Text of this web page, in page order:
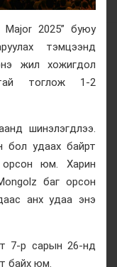
Major 2025” буюу
тэмцээнд
жил хожигдол
тоглож 1-2
шинэлэгдлээ.
бол удаах байрт
юм. Харин
баг орсон
анх удаа энэ
7-р сарын 26-нд
байх юм.